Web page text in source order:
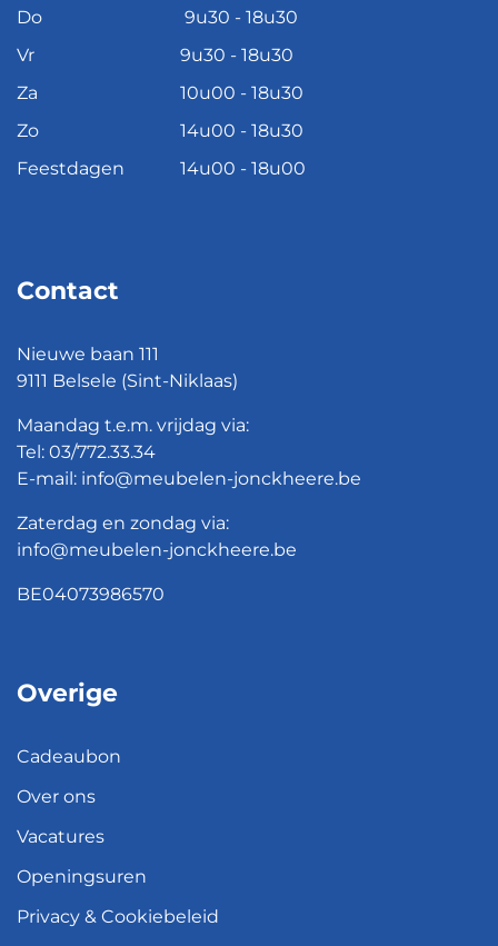
Do
9u30 - 18u30
Vr
9u30 - 18u30
Za
10u00 - 18u30
Zo
14u00 - 18u30
Feestdagen
14u00 - 18u00
Contact
Nieuwe baan 111
9111 Belsele (Sint-Niklaas)
Maandag t.e.m. vrijdag via:
Tel: 03/772.33.34
E-mail: info@meubelen-jonckheere.be
Zaterdag en zondag via:
info@meubelen-jonckheere.be
BE04073986570
Overige
Cadeaubon
Over ons
Vacatures
Openingsuren
Privacy & Cookiebeleid